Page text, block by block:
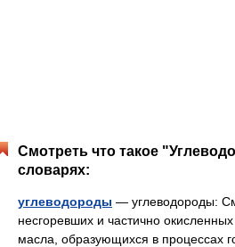
Смотреть что такое
словарях:
углеводороды — углеводороды:
несгоревших и частично
масла, образующихся в процессах